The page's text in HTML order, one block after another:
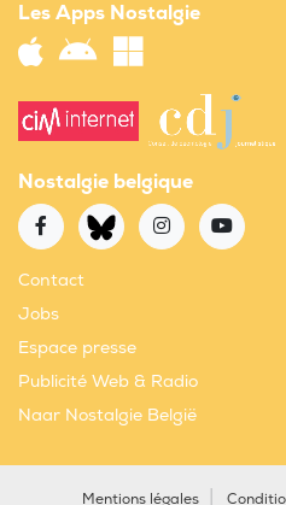
Les Apps Nostalgie
Nostalgie belgique
Contact
Jobs
Espace presse
Publicité Web & Radio
Naar Nostalgie België
Mentions légales